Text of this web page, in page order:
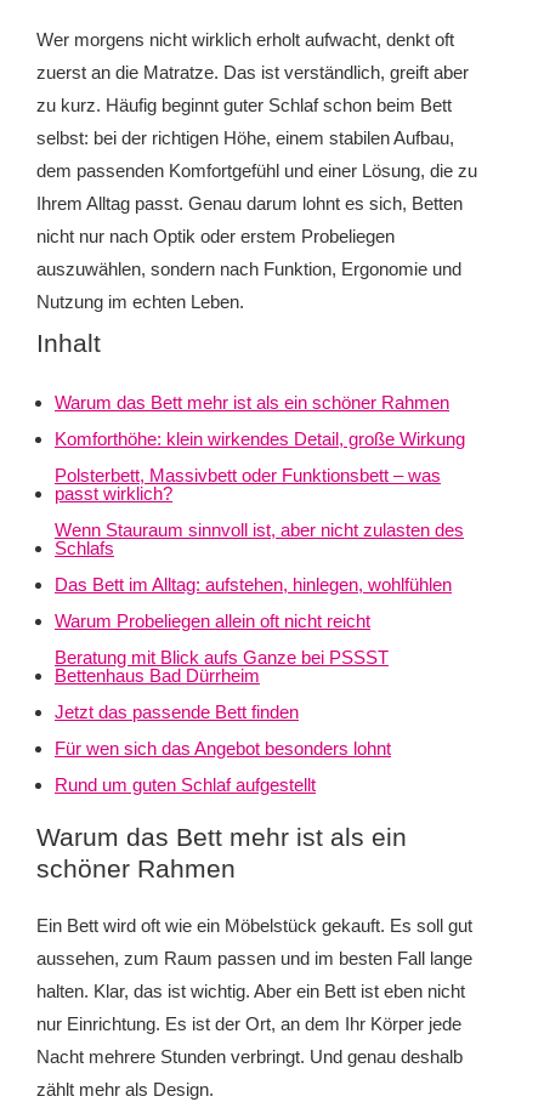
Wer morgens nicht wirklich erholt aufwacht, denkt oft
zuerst an die Matratze. Das ist verständlich, greift aber
zu kurz. Häufig beginnt guter Schlaf schon beim Bett
selbst: bei der richtigen Höhe, einem stabilen Aufbau,
dem passenden Komfortgefühl und einer Lösung, die zu
Ihrem Alltag passt. Genau darum lohnt es sich, Betten
nicht nur nach Optik oder erstem Probeliegen
auszuwählen, sondern nach Funktion, Ergonomie und
Nutzung im echten Leben.
Inhalt
Warum das Bett mehr ist als ein schöner Rahmen
Komforthöhe: klein wirkendes Detail, große Wirkung
Polsterbett, Massivbett oder Funktionsbett – was
passt wirklich?
Wenn Stauraum sinnvoll ist, aber nicht zulasten des
Schlafs
Das Bett im Alltag: aufstehen, hinlegen, wohlfühlen
Warum Probeliegen allein oft nicht reicht
Beratung mit Blick aufs Ganze bei PSSST
Bettenhaus Bad Dürrheim
Jetzt das passende Bett finden
Für wen sich das Angebot besonders lohnt
Rund um guten Schlaf aufgestellt
Warum das Bett mehr ist als ein
schöner Rahmen
Ein Bett wird oft wie ein Möbelstück gekauft. Es soll gut
aussehen, zum Raum passen und im besten Fall lange
halten. Klar, das ist wichtig. Aber ein Bett ist eben nicht
nur Einrichtung. Es ist der Ort, an dem Ihr Körper jede
Nacht mehrere Stunden verbringt. Und genau deshalb
zählt mehr als Design.